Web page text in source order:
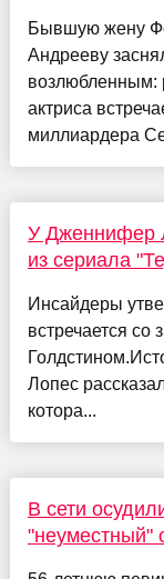
Бывшую жену
Андрееву
возлюбленным:
актриса
миллиардера
У Дженнифер
из сериала
Инсайдеры
встречается со
Лопес
котора...
В сети
"неуместный"